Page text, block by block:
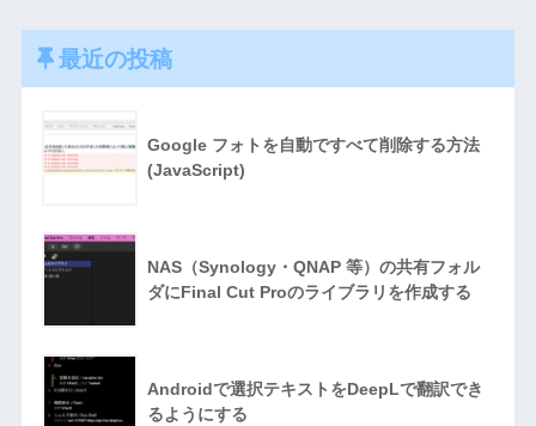
最近の投稿
Google フォトを自動ですべて削除する方法
(JavaScript)
NAS（Synology・QNAP 等）の共有フォル
ダにFinal Cut Proのライブラリを作成する
Androidで選択テキストをDeepLで翻訳でき
るようにする